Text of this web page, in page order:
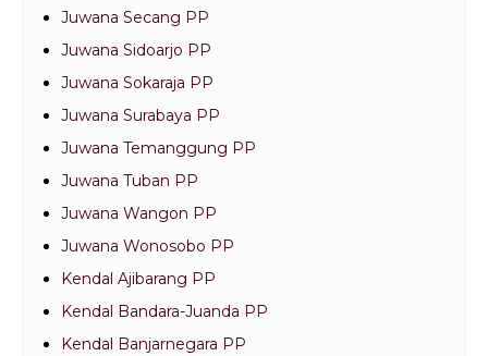
Juwana Secang PP
Juwana Sidoarjo PP
Juwana Sokaraja PP
Juwana Surabaya PP
Juwana Temanggung PP
Juwana Tuban PP
Juwana Wangon PP
Juwana Wonosobo PP
Kendal Ajibarang PP
Kendal Bandara-Juanda PP
Kendal Banjarnegara PP